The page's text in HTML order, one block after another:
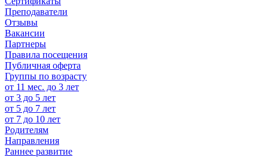
Преподаватели
Отзывы
Вакансии
Партнеры
Правила посещения
Публичная оферта
Группы по возрасту
от 11 мес. до 3 лет
от 3 до 5 лет
от 5 до 7 лет
от 7 до 10 лет
Родителям
Направления
Раннее развитие